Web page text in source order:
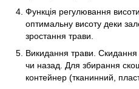
Функція регулювання
оптимальну висоту деки
зростання трави.
Викидання трави. Скидання
чи назад. Для збирання
контейнер (тканинний,